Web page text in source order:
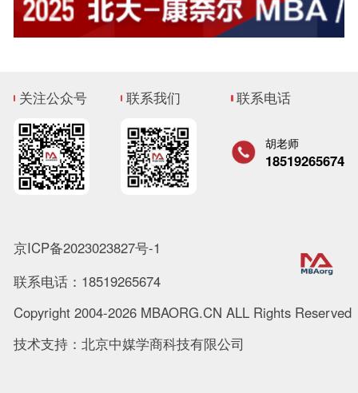
关注公众号 联系我们 联系电话
胡老师
18519265674
京ICP备2023023827号-1
联系电话：18519265674
Copyright 2004-2026 MBAORG.CN ALL Rights Reserved
技术支持：北京中媒学商科技有限公司